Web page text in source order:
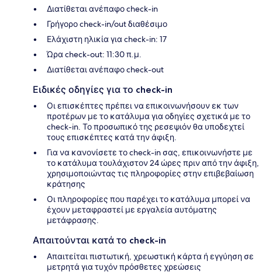
Διατίθεται ανέπαφο check-in
Γρήγορο check-in/out διαθέσιμο
Ελάχιστη ηλικία για check-in: 17
Ώρα check-out: 11:30 π.μ.
Διατίθεται ανέπαφο check-out
Ειδικές οδηγίες για το check-in
Οι επισκέπτες πρέπει να επικοινωνήσουν εκ των
προτέρων με το κατάλυμα για οδηγίες σχετικά με το
check-in. Το προσωπικό της ρεσεψιόν θα υποδεχτεί
τους επισκέπτες κατά την άφιξη.
Για να κανονίσετε το check-in σας, επικοινωνήστε με
το κατάλυμα τουλάχιστον 24 ώρες πριν από την άφιξη,
χρησιμοποιώντας τις πληροφορίες στην επιβεβαίωση
κράτησης
Οι πληροφορίες που παρέχει το κατάλυμα μπορεί να
έχουν μεταφραστεί με εργαλεία αυτόματης
μετάφρασης.
Απαιτούνται κατά το check-in
Απαιτείται πιστωτική, χρεωστική κάρτα ή εγγύηση σε
μετρητά για τυχόν πρόσθετες χρεώσεις